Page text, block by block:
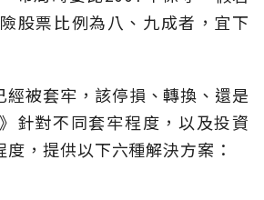
股票比例為八、九成者，宜下
經被套牢，該停損、轉換、還是
針對不同套牢程度，以及投資
度，提供以下六種解決方案：